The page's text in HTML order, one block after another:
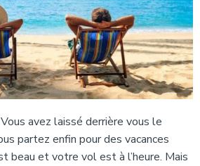
avez laissé derrière vous le
partez enfin pour des vacances
beau et votre vol est à l’heure. Mais